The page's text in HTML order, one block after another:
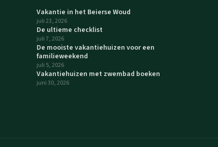
Vakantie in het Beierse Woud
juli 23, 2026
De ultieme checklist
juli 7, 2026
De mooiste vakantiehuizen voor een
familieweekend
juli 5, 2026
Vakantiehuizen met zwembad boeken
juni 30, 2026